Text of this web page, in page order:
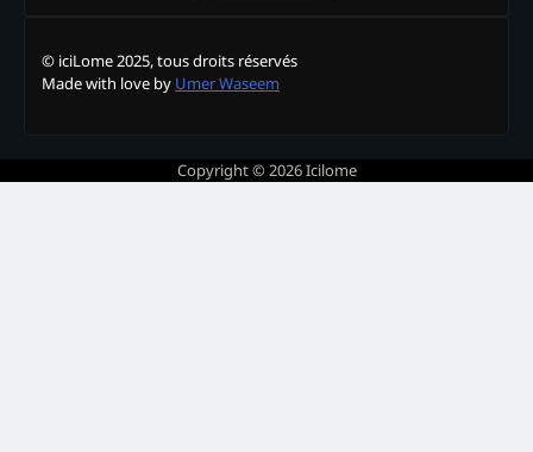
© iciLome 2025, tous droits réservés
Made with love by Umer Waseem
Copyright © 2026Icilome